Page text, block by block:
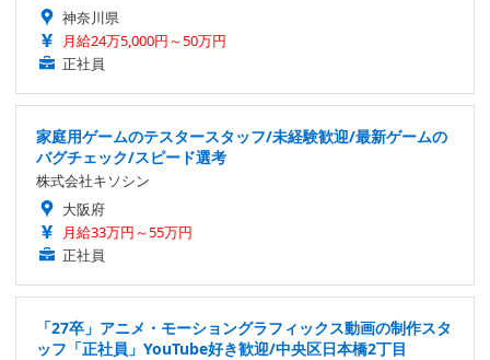
神奈川県
月給24万5,000円～50万円
正社員
家庭用ゲームのテスタースタッフ/未経験歓迎/最新ゲームの
バグチェック/スピード選考
株式会社キソシン
大阪府
月給33万円～55万円
正社員
「27卒」アニメ・モーショングラフィックス動画の制作スタ
ッフ「正社員」YouTube好き歓迎/中央区日本橋2丁目